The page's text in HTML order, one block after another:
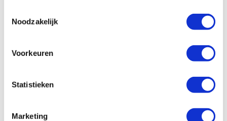
Noodzakelijk
Voorkeuren
Statistieken
Marketing